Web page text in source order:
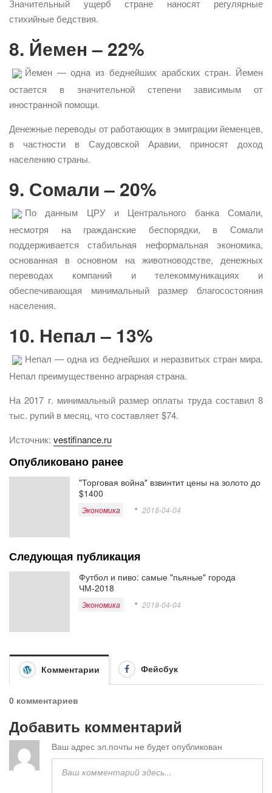
Значительный ущерб стране наносят регулярные
стихийные бедствия.
8. Йемен – 22%
Йемен — одна из беднейших арабских стран. Йемен
остается в значительной степени зависимым от
иностранной помощи.
Денежные переводы от работающих в эмиграции йеменцев,
в частности в Саудовской Аравии, приносят доход
населению страны.
9. Сомали – 20%
По данным ЦРУ и Центрального банка Сомали,
несмотря на гражданские беспорядки, в Сомали
поддерживается стабильная неформальная экономика,
основанная в основном на животноводстве, денежных
переводах компаний и телекоммуникациях и
обеспечивающая минимальный размер благосостояния
населения.
10. Непал – 13%
Непал — одна из беднейших и неразвитых стран мира.
Непал преимущественно аграрная страна.
На 2017 г. минимальный размер оплаты труда составил 8
тыс. рупий в месяц, что составляет $74.
Источник: vestifinance.ru
Опубликовано ранее
"Торговая война" взвинтит цены на золото до
$1400
Экономика 2018-04-04
Следующая публикация
Футбол и пиво: самые "пьяные" города
ЧМ-2018
Экономика 2018-04-04
Комментарии Фейсбук
0 комментариев
Добавить комментарий
Ваш адрес эл.почты не будет опубликован